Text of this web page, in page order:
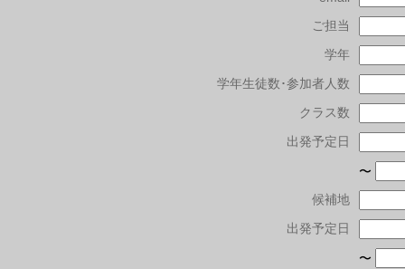
ご担当
学年
学年生徒数･参加者人数
クラス数
出発予定日
〜
候補地
出発予定日
〜